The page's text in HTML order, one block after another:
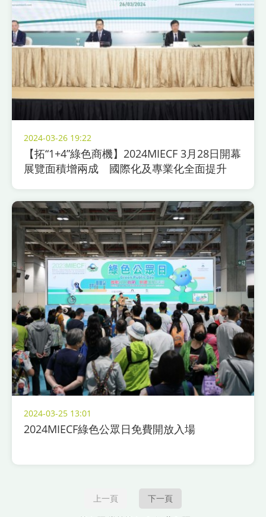
2024-03-26 19:22
【拓“1+4”綠色商機】2024MIECF 3月28日開幕
展覽面積增兩成 國際化及專業化全面提升
2024-03-25 13:01
2024MIECF綠色公眾日免費開放入場
上一頁
下一頁